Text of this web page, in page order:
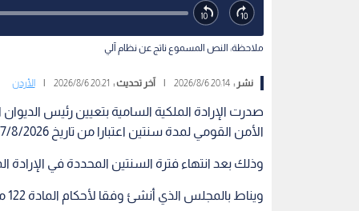
ملاحظة: النص المسموع ناتج عن نظام آلي
نشر :20:14 2026/8/6 آخر تحديث : 20:21 2026/8/6 الأردن
صدرت الإرادة الملكية السامية بتعيين رئيس
الأمن القومي لمدة سنتين اعتبارا من تاريخ 7/8/2026.
وذلك بعد انتهاء فترة السنتين المحددة في الإرادة